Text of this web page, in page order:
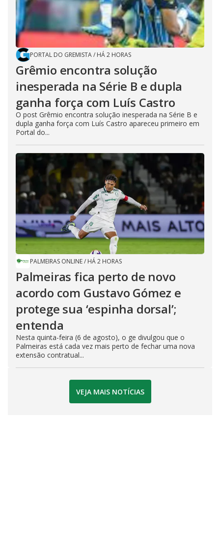
PORTAL DO GREMISTA/ HÁ 2 HORAS
Grêmio encontra solução
inesperada na Série B e dupla
ganha força com Luís Castro
O post Grêmio encontra solução inesperada na Série B e
dupla ganha força com Luís Castro apareceu primeiro em
Portal do...
PALMEIRAS ONLINE/ HÁ 2 HORAS
Palmeiras fica perto de novo
acordo com Gustavo Gómez e
protege sua ‘espinha dorsal’;
entenda
Nesta quinta-feira (6 de agosto), o ge divulgou que o
Palmeiras está cada vez mais perto de fechar uma nova
extensão contratual...
VEJA MAIS NOTÍCIAS